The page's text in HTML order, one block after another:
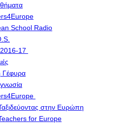
School Radio
2016-17
Γέφυρα
στην Ευρώπη
for Europe